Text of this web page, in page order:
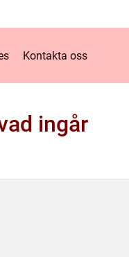
Kontakta oss
ingår